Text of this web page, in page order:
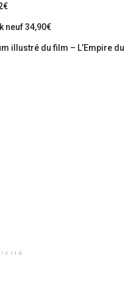
neuf 34,90€
illustré du film – L’Empire du